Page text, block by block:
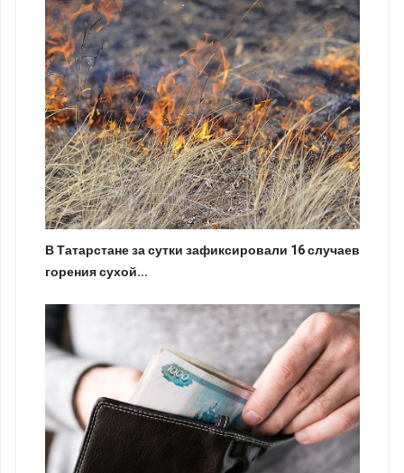
В Татарстане за сутки зафиксировали 16 случаев
горения сухой...